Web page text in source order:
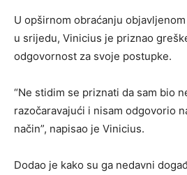
U opširnom obraćanju
u srijedu, Vinicius je priznao
odgovornost za svoje postupke.
“Ne stidim se priznati da sam bio
razočaravajući i nisam odgovorio
način”, napisao je Vinicius.
Dodao je kako su ga nedavni